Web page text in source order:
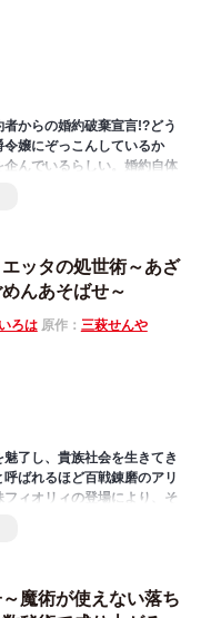
者からの婚約破棄宣言!?どう
嬢にぞっこんしているか
んでいるらしい。婚約自体
ッタの処世術～あざ
んあそばせ～
ろは原作： 三萩せんや
了し、貴族社会を生きてき
ばれるほど百戦錬磨のアリ
ィオリィの登場により、そ
なある日、アリエッタに美
。無垢を装いつつ本心では
魔術が使えない落ち